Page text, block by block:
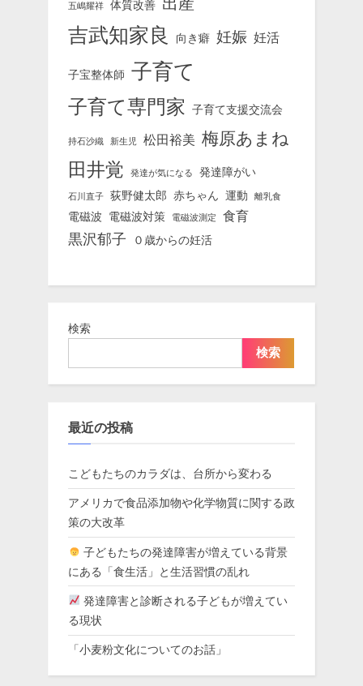
五嶋耀祥 体質改善
吉武知家良 向き癖 妊娠 妊活
子宝整体師 子育て
子育て専門家 子育て支援交流会
持石沙織 新生児 松田裕美 梅原あまね
田井覚 発達が気になる 発達障がい
石川直子 荻野健太郎 赤ちゃん 運動 離乳食
電磁波 電磁波対策 電磁波測定 食育
黒沢郁子 ０歳からの妊活
検索
検索
最近の投稿
こどもたちのカラダは、台所から変わる
アメリカで食品添加物や化学物質に関する政
策の大改革
子どもたちの発達障害が増えている背景
にある「食生活」と生活習慣の乱れ
発達障害と診断される子どもが増えてい
る現状
「小麦粉文化についてのお話」